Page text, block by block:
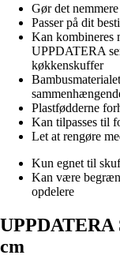
Gør det
Passer på dit
Kan kombineres
UPPDATERA
køkkenskuffer
Plastfødderne
Kan tilpasses til
Let at rengøre
Kun egnet til
Kan være
opdelere
UPPDATERA
cm